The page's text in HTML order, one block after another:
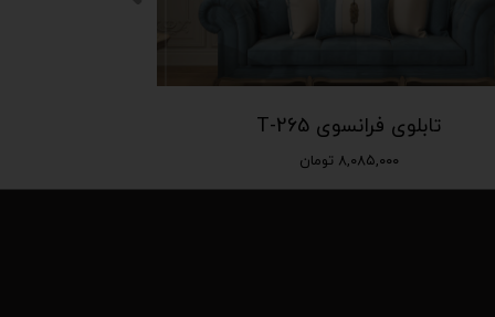
تابلوی فرانسوی T-265
۸,۰۸۵,۰۰۰ تومان